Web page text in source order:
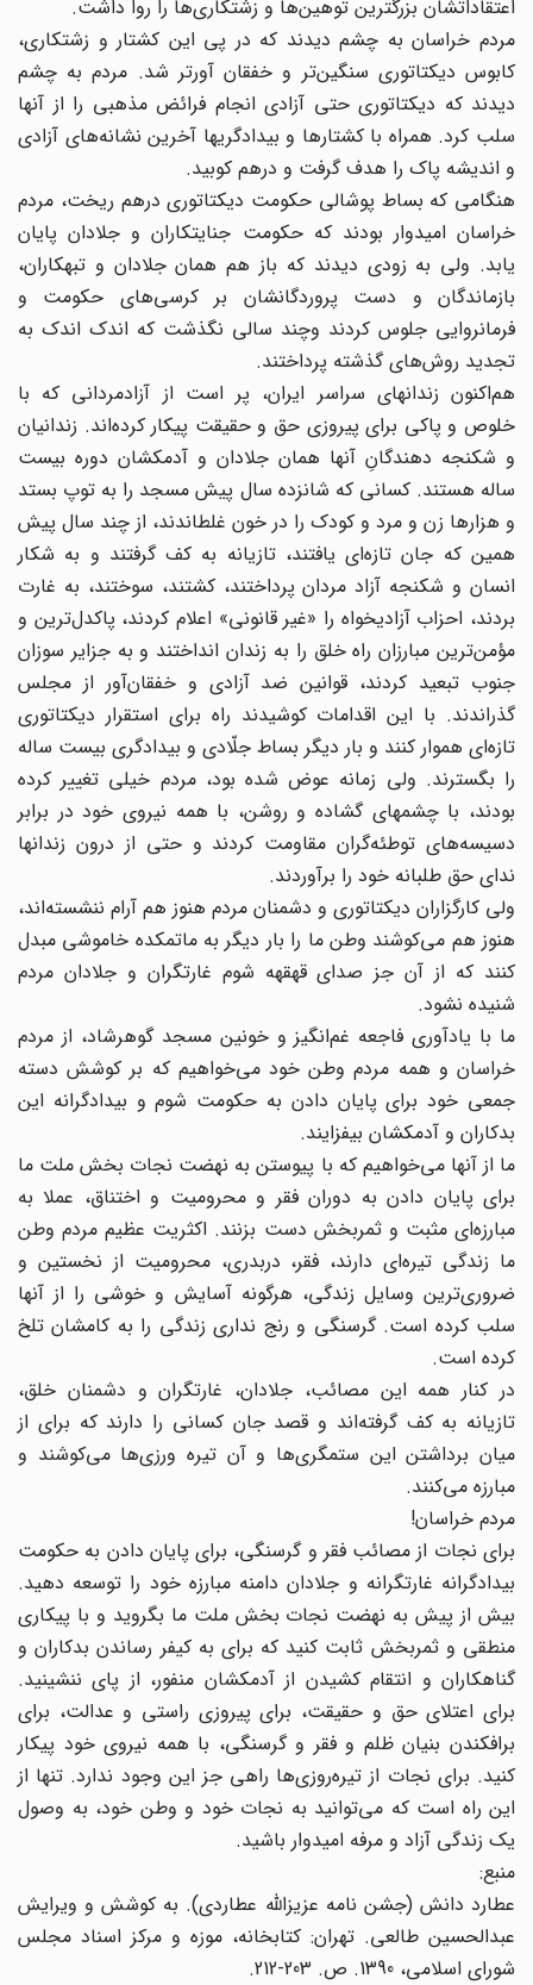
اعتقاداتشان بزرگترین توهین‌ها و زشتکاری‌ها را روا داشت.
مردم خراسان به چشم دیدند که در پی این کشتار و زشتکاری،
کابوس دیکتاتوری سنگین‌تر و خفقان آورتر شد. مردم به چشم
دیدند که دیکتاتوری حتی آزادی انجام فرائض مذهبی را از آنها
سلب کرد. همراه با کشتارها و بیدادگریها آخرین نشانه‌های آزادی
و اندیشه پاک را هدف گرفت و درهم کوبید.
هنگامی که بساط پوشالی حکومت دیکتاتوری درهم ریخت، مردم
خراسان امیدوار بودند که حکومت جنایتکاران و جلادان پایان
یابد. ولی به زودی دیدند که باز هم همان جلادان و تبهکاران،
بازماندگان و دست پروردگانشان بر کرسی‌های حکومت و
فرمانروایی جلوس کردند وچند سالی نگذشت که اندک اندک به
تجدید روش‌های گذشته پرداختند.
هم‌اکنون زندانهای سراسر ایران، پر است از آزادمردانی که با
خلوص و پاکی برای پیروزی حق و حقیقت پیکار کرده‌اند. زندانیان
و شکنجه دهندگانِ آنها همان جلادان و آدمکشان دوره بیست
ساله هستند. کسانی که شانزده سال پیش مسجد را به توپ بستد
و هزارها زن و مرد و کودک را در خون غلطاندند، از چند سال پیش
همین که جان تازه‌ای یافتند، تازیانه به کف گرفتند و به شکار
انسان و شکنجه آزاد مردان پرداختند، کشتند، سوختند، به غارت
بردند، احزاب آزادیخواه را «غیر قانونی» اعلام کردند، پاکدل‌ترین و
مؤمن‌ترین مبارزان راه خلق را به زندان انداختند و به جزایر سوزان
جنوب تبعید کردند، قوانین ضد آزادی و خفقان‌آور از مجلس
گذراندند. با این اقدامات کوشیدند راه برای استقرار دیکتاتوری
تازه‌ای هموار کنند و بار دیگر بساط جلّادی و بیدادگری بیست ساله
را بگسترند. ولی زمانه عوض شده بود، مردم خیلی تغییر کرده
بودند، با چشمهای گشاده و روشن، با همه نیروی خود در برابر
دسیسه‌های توطئه‌گران مقاومت کردند و حتی از درون زندانها
ندای حق طلبانه خود را برآوردند.
ولی کارگزاران دیکتاتوری و دشمنان مردم هنوز هم آرام ننشسته‌اند،
هنوز هم می‌کوشند وطن ما را بار دیگر به ماتمکده خاموشی مبدل
کنند که از آن جز صدای قهقهه شوم غارتگران و جلادان مردم
شنیده نشود.
ما با یادآوری فاجعه غم‌انگیز و خونین مسجد گوهرشاد، از مردم
خراسان و همه مردم وطن خود می‌خواهیم که بر کوشش دسته
جمعی خود برای پایان دادن به حکومت شوم و بیدادگرانه این
بدکاران و آدمکشان بیفزایند.
ما از آنها می‌خواهیم که با پیوستن به نهضت نجات بخش ملت ما
برای پایان دادن به دوران فقر و محرومیت و اختناق، عملا به
مبارزه‌ای مثبت و ثمربخش دست بزنند. اکثریت عظیم مردم وطن
ما زندگی تیره‌ای دارند، فقر، دربدری، محرومیت از نخستین و
ضروری‌ترین وسایل زندگی، هرگونه آسایش و خوشی را از آنها
سلب کرده است. گرسنگی و رنج نداری زندگی را به کامشان تلخ
کرده است.
در کنار همه این مصائب، جلادان، غارتگران و دشمنان خلق،
تازیانه به کف گرفته‌اند و قصد جان کسانی را دارند که برای از
میان برداشتن این ستمگری‌ها و آن تیره ورزی‌ها می‌کوشند و
مبارزه می‌کنند.
مردم خراسان!
برای نجات از مصائب فقر و گرسنگی، برای پایان دادن به حکومت
بیدادگرانه غارتگرانه و جلادان دامنه مبارزه خود را توسعه دهید.
بیش از پیش به نهضت نجات بخش ملت ما بگروید و با پیکاری
منطقی و ثمربخش ثابت کنید که برای به کیفر رساندن بدکاران و
گناهکاران و انتقام کشیدن از آدمکشان منفور، از پای ننشینید.
برای اعتلای حق و حقیقت، برای پیروزی راستی و عدالت، برای
برافکندن بنیان ظلم و فقر و گرسنگی، با همه نیروی خود پیکار
کنید. برای نجات از تیره‌روزی‌ها راهی جز این وجود ندارد. تنها از
این راه است که می‌توانید به نجات خود و وطن خود، به وصول
یک زندگی آزاد و مرفه امیدوار باشید.
منبع:
عطارد دانش (جشن نامه عزیزالله عطاردی). به کوشش و ویرایش
عبدالحسین طالعی. تهران: کتابخانه، موزه و مرکز اسناد مجلس
شورای اسلامی، 1390. ص. 203-212.